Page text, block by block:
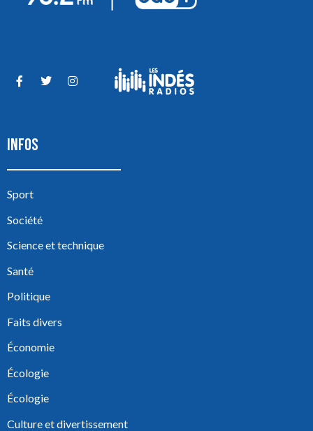
INFOS
Sport
Société
Science et technique
Santé
Politique
Faits divers
Économie
Écologie
Écologie
Culture et divertissement